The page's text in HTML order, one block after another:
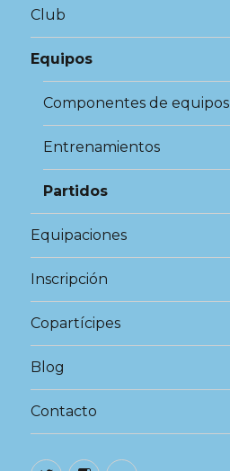
Club
Equipos
Componentes de equipos
Entrenamientos
Partidos
Equipaciones
Inscripción
Copartícipes
Blog
Contacto